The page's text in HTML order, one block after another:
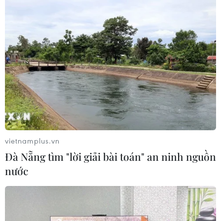
Bộ Y tế ban hành Kế hoạch dự phòng
thương tích giai đoạn 2026-2030
04/08/2026 07:41
Hệ thống y tế đa cực, đưa y tế đến
gần dân
04/08/2026 04:55
Bộ Y tế đề xuất 8 nhóm chính sách
trong sửa đổi Luật hiến, ghép mô,
vietnamplus.vn
Đà Nẵng tìm "lời giải bài toán" an ninh nguồn
nước